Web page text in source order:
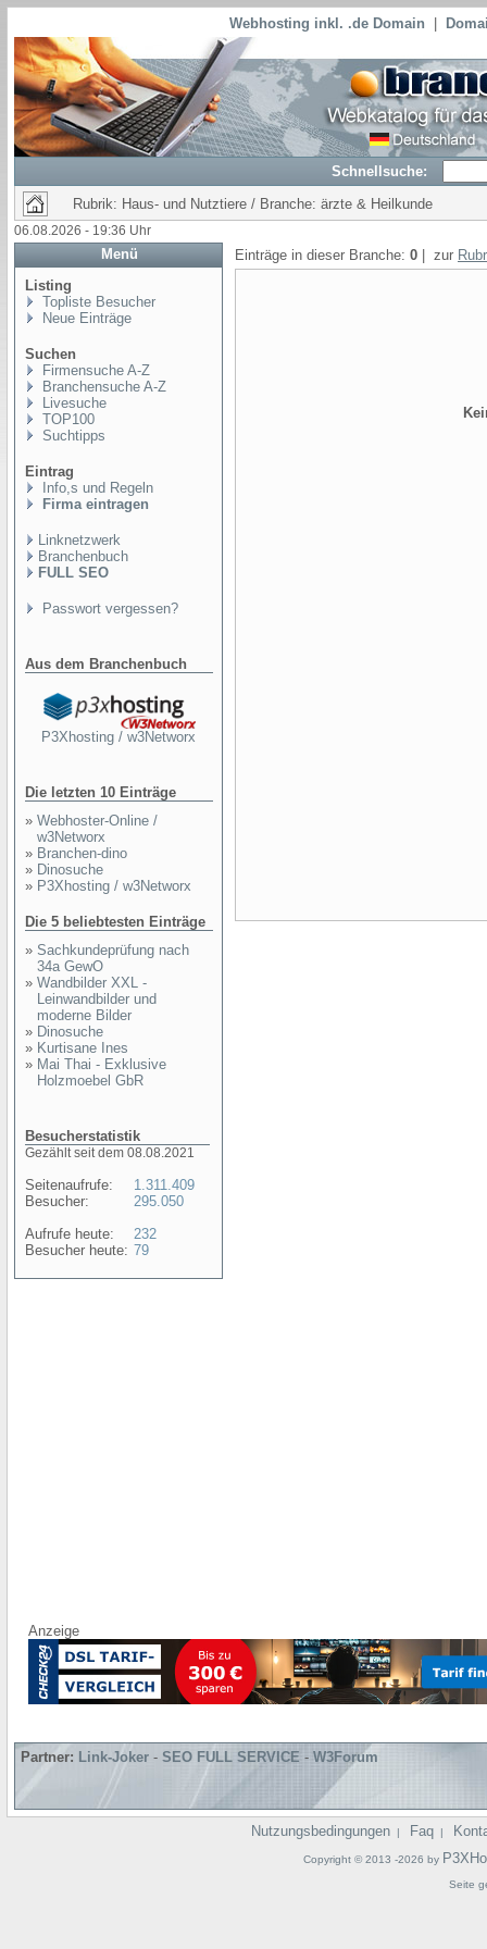
Webhosting inkl. .de Domain
Schnellsuche:
Rubrik: Haus- und Nutztiere / Branche: ärzte & Heilkunde
06.08.2026 - 19:36 Uhr
Menü
Listing
Topliste Besucher
Neue Einträge
Suchen
Firmensuche A-Z
Branchensuche A-Z
Livesuche
TOP100
Suchtipps
Eintrag
Info,s und Regeln
Firma eintragen
Linknetzwerk
Branchenbuch
FULL SEO
Passwort vergessen?
Aus dem Branchenbuch
P3Xhosting / w3Networx
Die letzten 10 Einträge
» Webhoster-Online /
w3Networx
» Branchen-dino
» Dinosuche
» P3Xhosting / w3Networx
Die 5 beliebtesten Einträge
» Sachkundeprüfung nach
34a GewO
» Wandbilder XXL -
Leinwandbilder und
moderne Bilder
» Dinosuche
» Kurtisane Ines
» Mai Thai - Exklusive
Holzmoebel GbR
Besucherstatistik
Gezählt seit dem 08.08.2021
Seitenaufrufe:
Besucher:
Aufrufe heute:
Besucher heute:
1.311.409
295.050
232
79
Einträge in dieser Branche: 0 | zur
Anzeige
Partner: Link-Joker - SEO FULL SERVICE - W3Forum
Nutzungsbedingungen | Faq |
Copyright © 2013 -2026 by
Seite